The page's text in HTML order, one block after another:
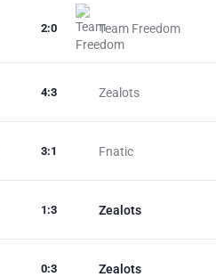
Team Freedom
2:0
Zealots
4:3
Fnatic
3:1
Zealots
1 :3
Zealots
0:3